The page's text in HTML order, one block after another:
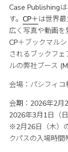
Case Publishingは
す。 CP＋ は世界
広く写真や動画を
CP＋ブックマル
されるブックフ
ルの弊社ブース
会場：パシフィコ
会期：2026年2月
2026年3月1日（
※2月26日（木）
クパスの入場時間